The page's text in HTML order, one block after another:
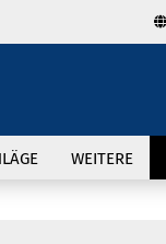
WEITERE